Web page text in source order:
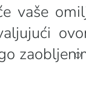
vaše